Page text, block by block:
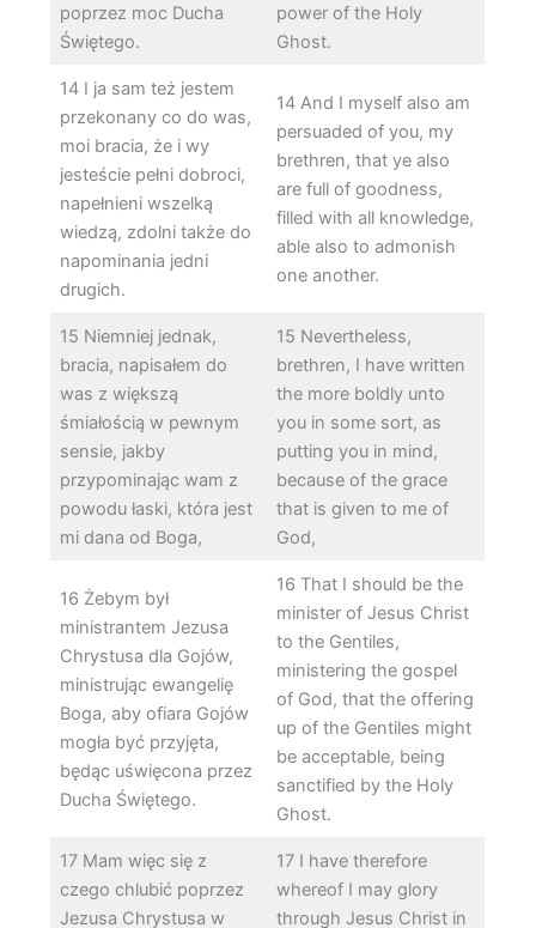
poprzez moc Ducha
Świętego.
power of the Holy
Ghost.
14 I ja sam też jestem
przekonany co do was,
moi bracia, że i wy
jesteście pełni dobroci,
napełnieni wszelką
wiedzą, zdolni także do
napominania jedni
drugich.
14 And I myself also am
persuaded of you, my
brethren, that ye also
are full of goodness,
filled with all knowledge,
able also to admonish
one another.
15 Niemniej jednak,
bracia, napisałem do
was z większą
śmiałością w pewnym
sensie, jakby
przypominając wam z
powodu łaski, która jest
mi dana od Boga,
15 Nevertheless,
brethren, I have written
the more boldly unto
you in some sort, as
putting you in mind,
because of the grace
that is given to me of
God,
16 Żebym był
ministrantem Jezusa
Chrystusa dla Gojów,
ministrując ewangelię
Boga, aby ofiara Gojów
mogła być przyjęta,
będąc uświęcona przez
Ducha Świętego.
16 That I should be the
minister of Jesus Christ
to the Gentiles,
ministering the gospel
of God, that the offering
up of the Gentiles might
be acceptable, being
sanctified by the Holy
Ghost.
17 Mam więc się z
czego chlubić poprzez
Jezusa Chrystusa w
17 I have therefore
whereof I may glory
through Jesus Christ in